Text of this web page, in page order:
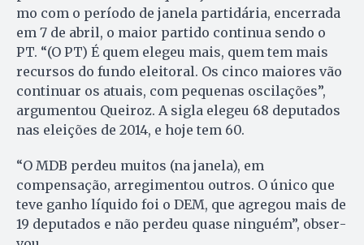
mo com o período de janela par­tidária, encerrada
em 7 de abril, o maior partido continua sendo o
PT. “(O PT) É quem elegeu mais, quem tem mais
recursos do fundo elei­toral. Os cinco maiores vão
con­tinuar os atuais, com pequenas os­cilações”,
argumentou Queiroz. A sigla elegeu 68 deputados
nas elei­ções de 2014, e hoje tem 60.
“O MDB perdeu muitos (na janela), em
compensação, arregimentou outros. O único que
teve ga­nho líquido foi o DEM, que agregou mais de
19 deputados e não perdeu quase ninguém”, ob­ser­­